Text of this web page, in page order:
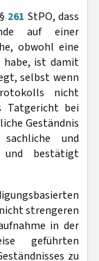
261 StPO, dass
auf einer
obwohl eine
ist damit
selbst wenn
nicht
Tatgericht bei
Geständnis
und
und bestätigt
strengeren
in der
geführten
zu